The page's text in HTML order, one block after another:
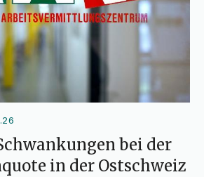
bei der
in der Ostschweiz